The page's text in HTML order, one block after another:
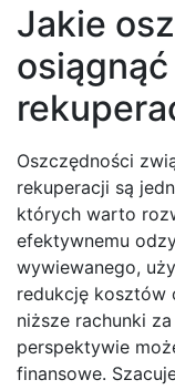
Jakie
Oszczędności
rekuperacji są
których warto
efektywnemu
wywiewanego,
redukcję kosztów
niższe rachunki
perspektywie
finansowe.